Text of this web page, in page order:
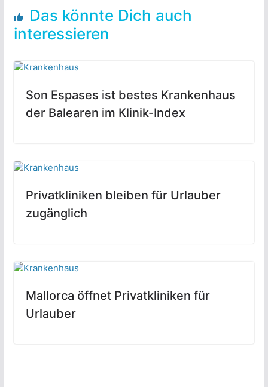
Das könnte Dich auch
interessieren
Son Espases ist bestes Krankenhaus
der Balearen im Klinik-Index
Privatkliniken bleiben für Urlauber
zugänglich
Mallorca öffnet Privatkliniken für
Urlauber